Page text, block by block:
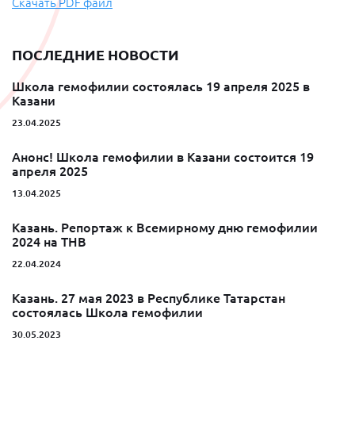
Скачать PDF файл
ПОСЛЕДНИЕ НОВОСТИ
Школа гемофилии состоялась 19 апреля 2025 в
Казани
23.04.2025
Анонс! Школа гемофилии в Казани состоится 19
апреля 2025
13.04.2025
Казань. Репортаж к Всемирному дню гемофилии
2024 на ТНВ
22.04.2024
Казань. 27 мая 2023 в Республике Татарстан
состоялась Школа гемофилии
30.05.2023